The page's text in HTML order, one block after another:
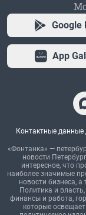
Google
App
Контактные данные
«Фонтанка» —
новости
интересное, что
наиболее значимые
новости бизнеса, а
Политика и
финансы и работа,
которые